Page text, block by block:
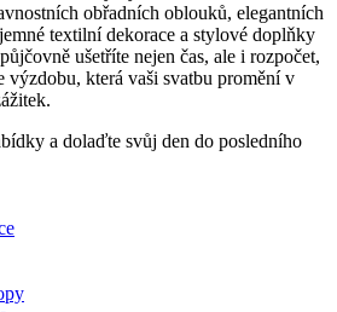
obřadních oblouků, elegantních
textilní dekorace a stylové doplňky
ušetříte nejen čas, ale i rozpočet,
výzdobu, která vaši svatbu promění v
a dolaďte svůj den do posledního